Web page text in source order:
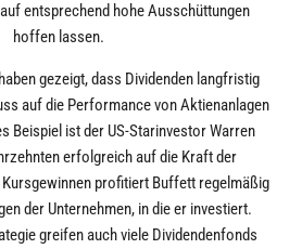
entsprechend hohe Ausschüttungen
hoffen lassen.
gezeigt, dass Dividenden langfristig
auf die Performance von Aktienanlagen
Beispiel ist der US-Starinvestor Warren
erfolgreich auf die Kraft der
profitiert Buffett regelmäßig
der Unternehmen, in die er investiert.
greifen auch viele Dividendenfonds